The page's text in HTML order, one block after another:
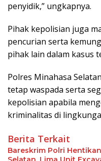
penyidik,” ungkapnya.
Pihak kepolisian juga
pencurian serta
pihak lain dalam kasus
Polres Minahasa
tetap waspada serta
kepolisian apabila
kriminalitas di
Berita Terkait
Bareskrim Polri